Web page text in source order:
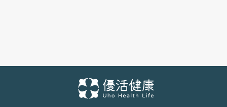
國驗光師執業的範疇較廣，涵蓋疾病診斷 與治療;世界驗光協會
WCO 認知各國在視光領域的演進歷史不同，從而發展出不同的立法